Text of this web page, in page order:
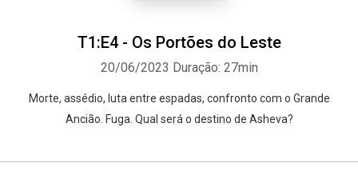
T1:E4 - Os Portões do Leste
20/06/2023 Duração: 27min
Morte, assédio, luta entre espadas, confronto com o Grande
Ancião. Fuga. Qual será o destino de Asheva?